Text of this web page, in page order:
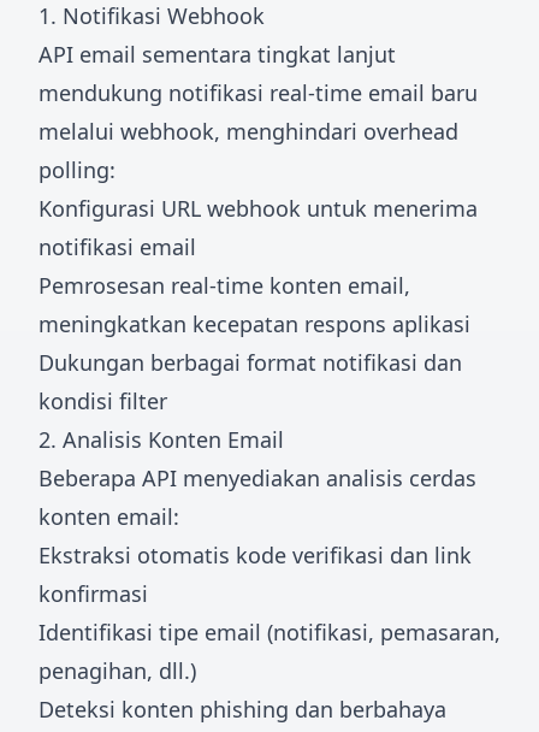
1. Notifikasi Webhook
API email sementara tingkat lanjut
mendukung notifikasi real-time email baru
melalui webhook, menghindari overhead
polling:
Konfigurasi URL webhook untuk menerima
notifikasi email
Pemrosesan real-time konten email,
meningkatkan kecepatan respons aplikasi
Dukungan berbagai format notifikasi dan
kondisi filter
2. Analisis Konten Email
Beberapa API menyediakan analisis cerdas
konten email:
Ekstraksi otomatis kode verifikasi dan link
konfirmasi
Identifikasi tipe email (notifikasi, pemasaran,
penagihan, dll.)
Deteksi konten phishing dan berbahaya